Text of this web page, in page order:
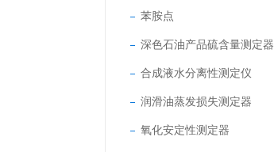
苯胺点
深色石油产品硫含量测定器
合成液水分离性测定仪
润滑油蒸发损失测定器
氧化安定性测定器